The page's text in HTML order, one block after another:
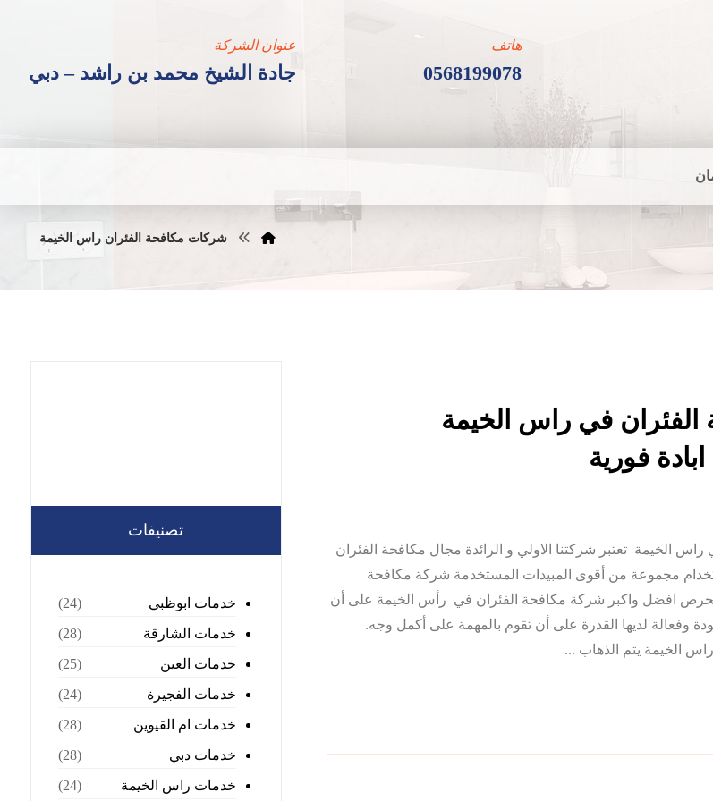
عنوان الشركة
جادة الشيخ محمد بن راشد – دبي
هاتف
0568199078
شركات مكافحة الفئران راس الخيمة
في راس الخيمة
الخيمة تعتبر شركتنا الاولي و الرائدة مجال مكافحة الفئران
مجموعة من أقوى المبيدات المستخدمة شركة مكافحة
تحرص افضل واكبر شركة مكافحة الفئران في رأس الخيمة على أن
وفعالة لديها القدرة على أن تقوم بالمهمة على أكمل وجه.
الخيمة يتم الذهاب ...
تصنيفات
خدمات ابوظبي
(24)
خدمات الشارقة
(28)
خدمات العين
(25)
خدمات الفجيرة
(24)
خدمات ام القيوين
(28)
خدمات دبي
(28)
خدمات راس الخيمة
(24)